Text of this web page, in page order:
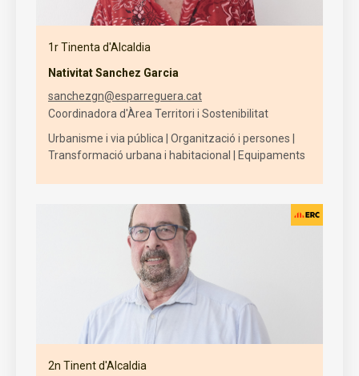
1r Tinenta d'Alcaldia
Nativitat Sanchez Garcia
sanchezgn@esparreguera.cat
Coordinadora d'Àrea Territori i Sostenibilitat
Urbanisme i via pública | Organització i persones |
Transformació urbana i habitacional | Equipaments
2n Tinent d'Alcaldia